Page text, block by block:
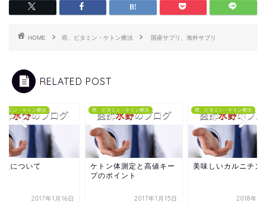
HOME 癌、ビタミン・ケトン療法 国産サプリ、海外サプリ
RELATED POST
タミン・ケトン療法
炎について
2017年1月16日
癌、ビタミン・ケトン療法
ケトン体測定と高値キー
プのポイント
2017年1月15日
癌、ビタミン・ケトン療法
美味しいカルニチン
2018年4